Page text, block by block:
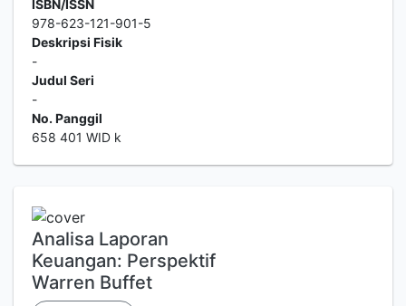
ISBN/ISSN
978-623-121-901-5
Deskripsi Fisik
-
Judul Seri
-
No. Panggil
658 401 WID k
Analisa Laporan
Keuangan: Perspektif
Warren Buffet